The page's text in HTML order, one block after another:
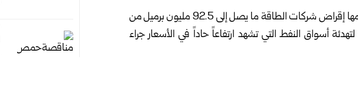
أعلنت إدارة الرئيس الأمريكي دونالد ترامب اليوم الخميس عزمها إقراض شركات الطاقة ما يصل إلى 92.5 مليون برميل من
أسواق النفط التي تشهد ارتفاعاً حاداً في الأسعار جراء